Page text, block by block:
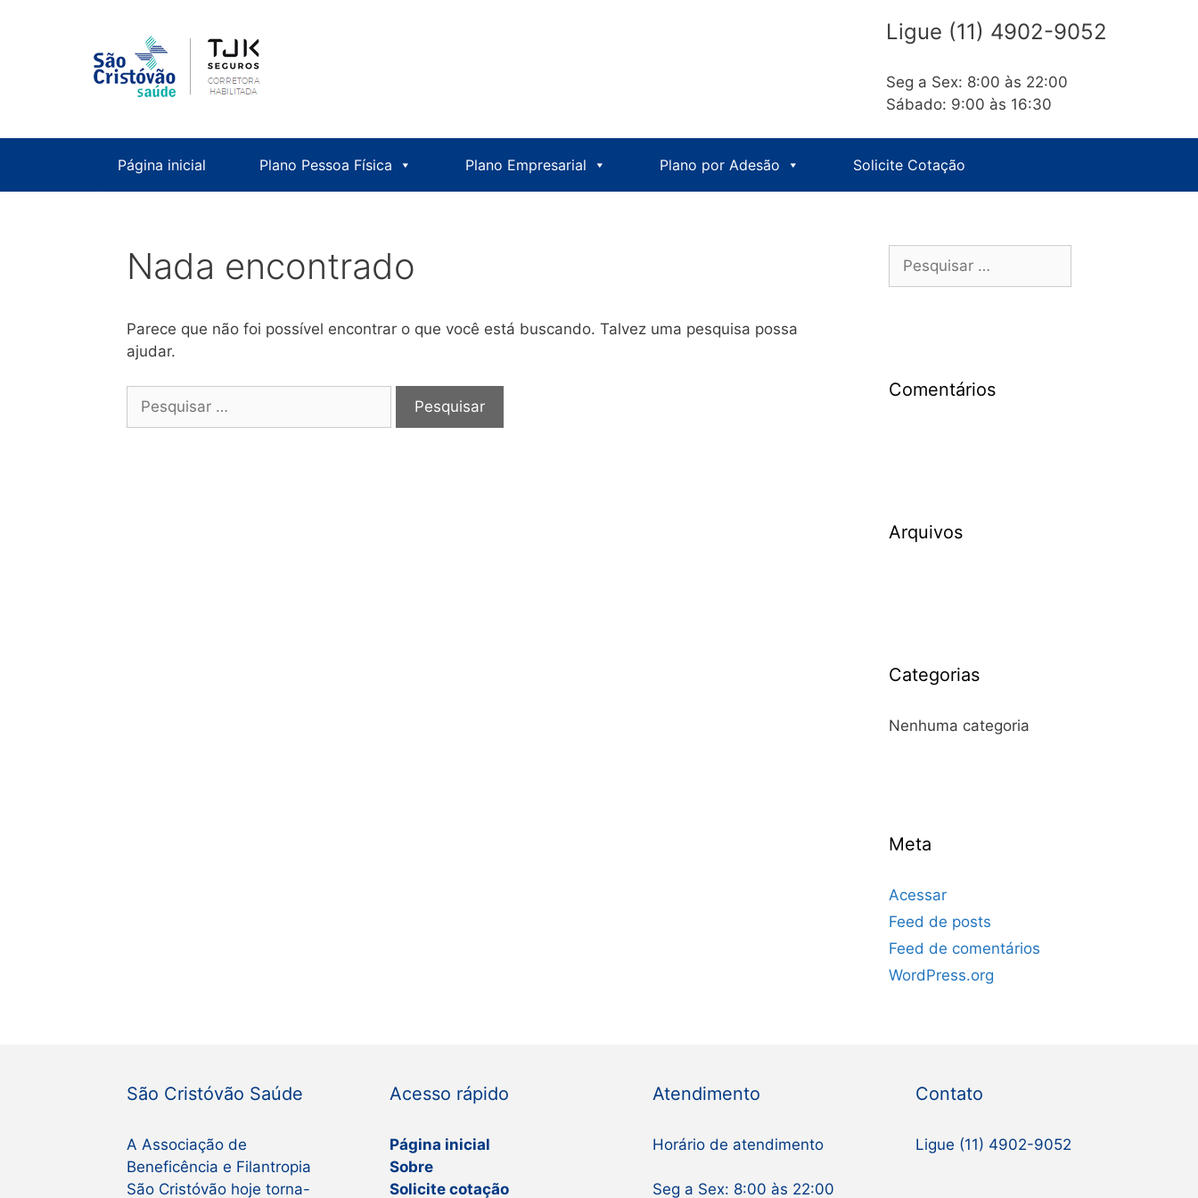
Ligue (11) 4902-9052
Seg a Sex: 8:00 às 22:00
Sábado: 9:00 às 16:30
Página inicial Plano Pessoa Física Plano Empresarial Plano por Adesão Solicite Cotação
Nada encontrado
Parece que não foi possível encontrar o que você está buscando. Talvez uma pesquisa possa
ajudar.
Comentários
Arquivos
Categorias
Nenhuma categoria
Meta
Acessar
Feed de posts
Feed de comentários
WordPress.org
São Cristóvão Saúde
A Associação de
Beneficência e Filantropia
São Cristóvão hoje torna-
Acesso rápido
Página inicial
Sobre
Solicite cotação
Atendimento
Horário de atendimento
Seg a Sex: 8:00 às 22:00
Contato
Ligue (11) 4902-9052